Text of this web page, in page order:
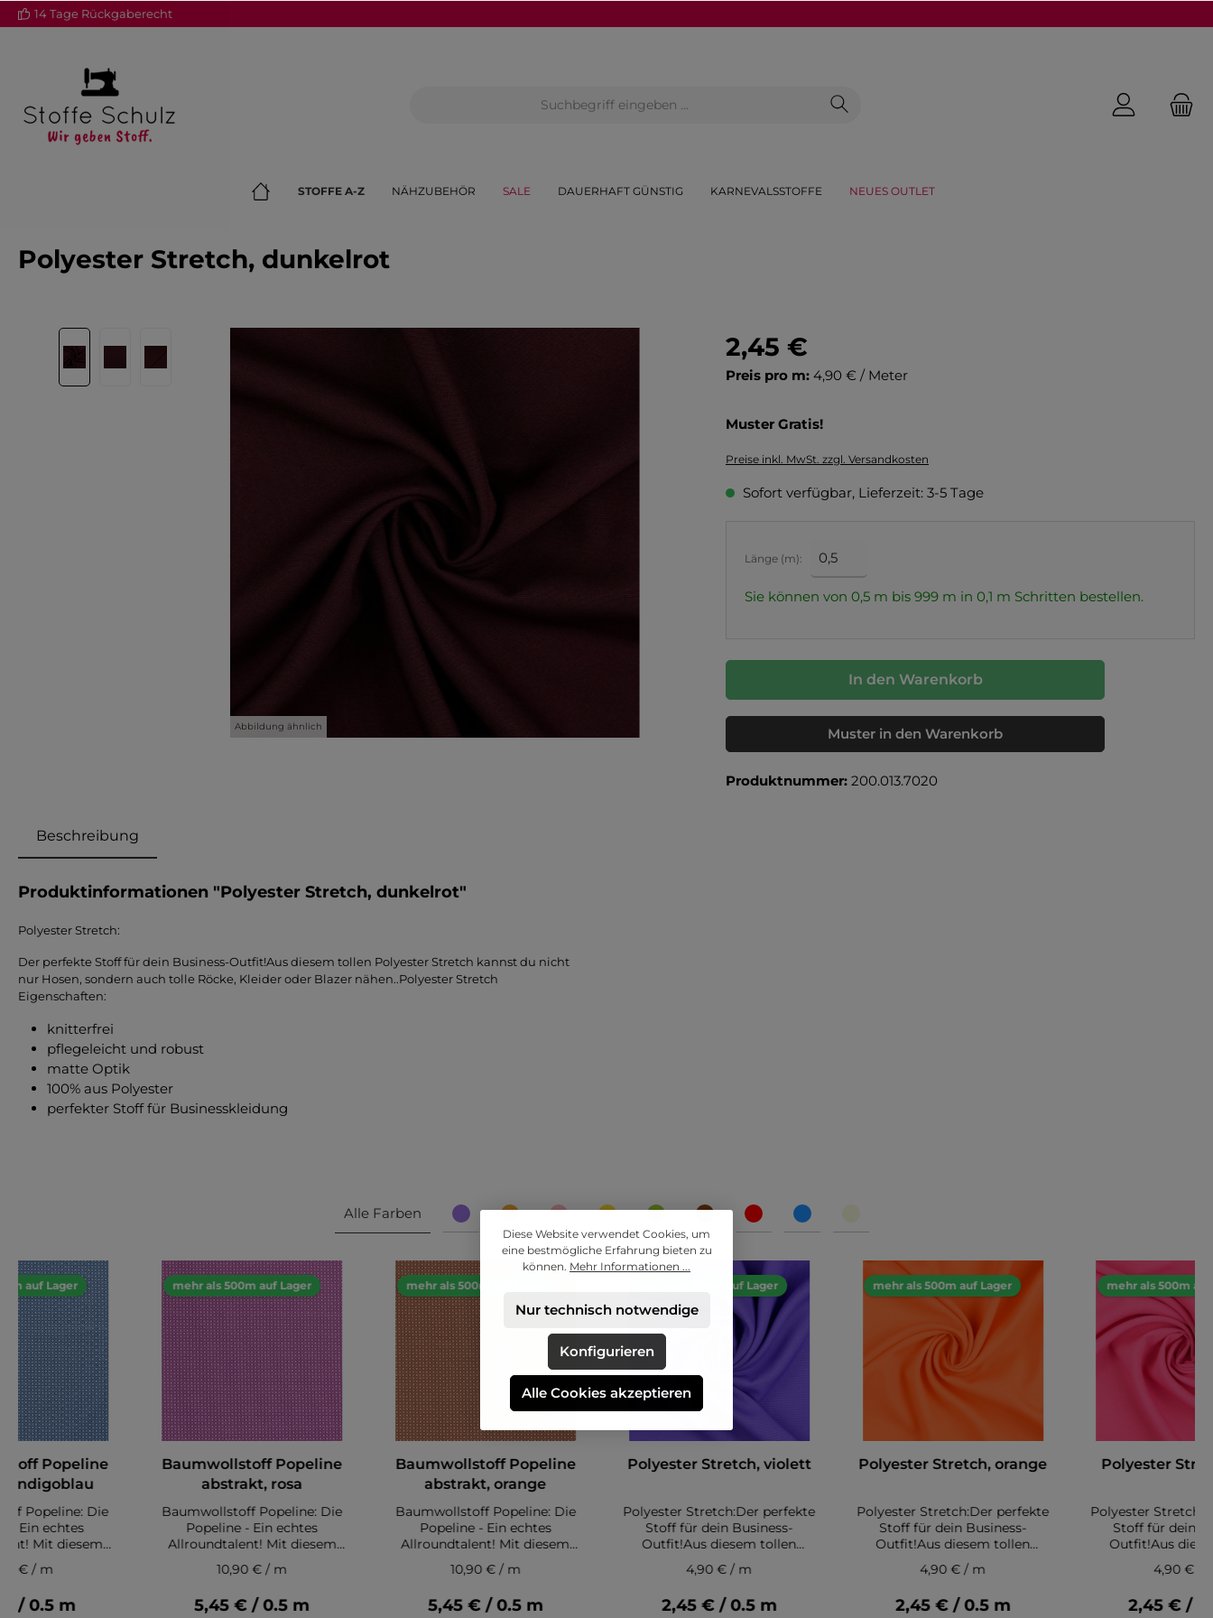
Zur Hauptnavigation springen
14 Tage Rückgaberecht
STOFFE A-Z NÄHZUBEHÖR SALE DAUERHAFT GÜNSTIG KARNEVALSSTOFFE NEUES OUTLET
Polyester Stretch, dunkelrot
Bildergalerie überspringen
Abbildung ähnlich
2,45 €
Preis pro m: 4,90 € / Meter
Muster Gratis!
Preise inkl. MwSt. zzgl. Versandkosten
Sofort verfügbar, Lieferzeit: 3-5 Tage
Länge (m):
Sie können von 0,5 m bis 999 m in 0,1 m Schritten bestellen.
In den Warenkorb
Muster in den Warenkorb
Produktnummer: 200.013.7020
Beschreibung
Produktinformationen "Polyester Stretch, dunkelrot"
Polyester Stretch:
Der perfekte Stoff für dein Business-Outfit!Aus diesem tollen Polyester Stretch kannst du nicht
nur Hosen, sondern auch tolle Röcke, Kleider oder Blazer nähen..Polyester Stretch
Eigenschaften:
knitterfrei
pflegeleicht und robust
matte Optik
100% aus Polyester
perfekter Stoff für Businesskleidung
Alle Farben
auf Lager
Popeline
indigoblau
Popeline: Die
- Ein echtes
Mit diesem
in Popeline-
die Grundlage
Stoff eignet sich
€ / m
/ 0.5 m
mehr als 500m auf Lager
Baumwollstoff Popeline
abstrakt, rosa
Baumwollstoff Popeline: Die
Popeline - Ein echtes
Allroundtalent! Mit diesem
Baumwollstoff in Popeline-
Qualität hast du die Grundlage
Der Popeline-Stoff eignet sich
10,90 € / m
5,45 € / 0.5 m
mehr als 500m auf Lager
Baumwollstoff Popeline
abstrakt, orange
Baumwollstoff Popeline: Die
Popeline - Ein echtes
Allroundtalent! Mit diesem
Baumwollstoff in Popeline-
Qualität hast du die Grundlage
Der Popeline-Stoff eignet sich
10,90 € / m
5,45 € / 0.5 m
mehr als 500m auf Lager
Polyester Stretch, violett
Polyester Stretch:Der perfekte
Stoff für dein Business-
Outfit!Aus diesem tollen
Polyester Stretch kannst du
nicht nur Hosen, sondern auch
nähen..Polyester Stretch
4,90 € / m
2,45 € / 0.5 m
mehr als 500m auf Lager
Polyester Stretch, orange
Polyester Stretch:Der perfekte
Stoff für dein Business-
Outfit!Aus diesem tollen
Polyester Stretch kannst du
nicht nur Hosen, sondern auch
nähen..Polyester Stretch
4,90 € / m
2,45 € / 0.5 m
mehr als 500m
Polyester
Polyester
Stoff für dein
Outfit!Aus
nicht nur Hosen,
4,90 € /
2,45 € /
Diese Website verwendet Cookies, um
eine bestmögliche Erfahrung bieten zu
können. Mehr Informationen ...
Nur technisch notwendige
Konfigurieren
Alle Cookies akzeptieren